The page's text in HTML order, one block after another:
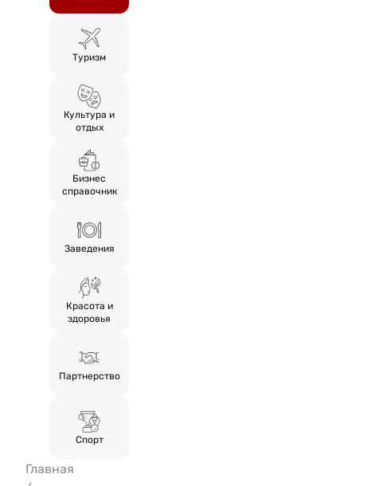
Туризм
Культура и
отдых
Бизнес
справочник
Заведения
Красота и
здоровья
Партнерство
Спорт
Главная